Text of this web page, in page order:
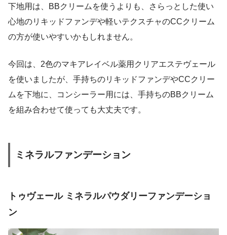
下地用は、BBクリームを使うよりも、さらっとした使い
心地のリキッドファンデや軽いテクスチャのCCクリーム
の方が使いやすいかもしれません。
今回は、2色のマキアレイベル薬用クリアエステヴェール
を使いましたが、手持ちのリキッドファンデやCCクリー
ムを下地に、コンシーラー用には、手持ちのBBクリーム
を組み合わせて使っても大丈夫です。
ミネラルファンデーション
トゥヴェール ミネラルパウダリーファンデーショ
ン